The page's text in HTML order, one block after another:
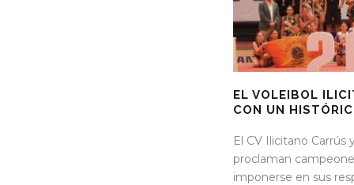
EL VOLEIBOL
CON UN
El CV Ilicitano Carrús
proclaman
imponerse en sus